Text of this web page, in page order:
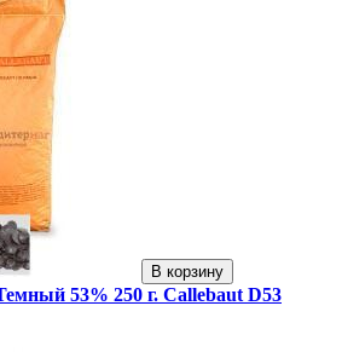
В корзину
53% 250 г. Callebaut D53